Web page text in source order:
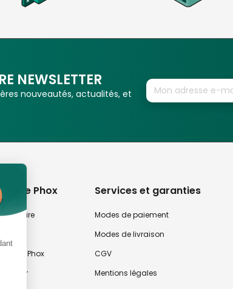
NEWSLETTER
nouveautés, actualités, et
de Phox
faire
Phox
Services et garanties
Modes de paiement
Modes de livraison
CGV
Mentions légales